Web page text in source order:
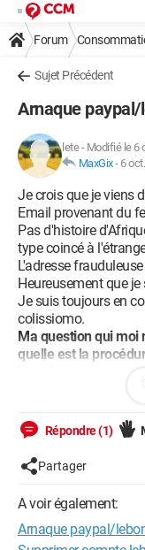
Forum
Sujet Précédent
Arnaque
lete- Modifié le 6
MaxGix- 6
Je crois que je viens
Email provenant du
Pas d'histoire
type coincé à
L'adresse
Heureusement que
Je suis toujours en
colissiomo.
Ma question qui moi
quelle est la
Faut-il rentrer son
doute j'ai fait
confirmation ? ou
Merci de votre réponse
Répondre (1)
Partager
A voir également:
Arnaque paypal/